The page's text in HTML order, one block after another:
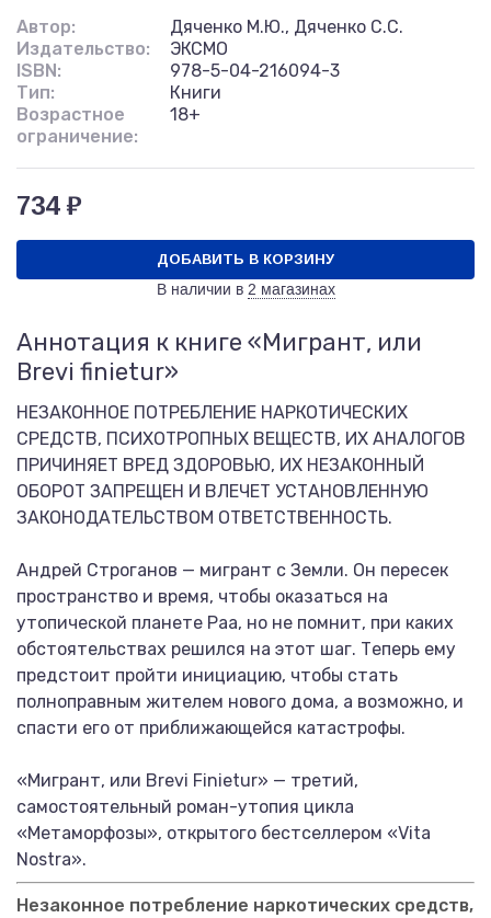
Автор:
Дяченко М.Ю., Дяченко С.С.
Издательство:
ЭКСМО
ISBN:
978-5-04-216094-3
Тип:
Книги
Возрастное
ограничение:
18+
734 ₽
ДОБАВИТЬ В КОРЗИНУ
В наличии в 2 магазинах
Аннотация к книге «Мигрант, или
Brevi finietur»
НЕЗАКОННОЕ ПОТРЕБЛЕНИЕ НАРКОТИЧЕСКИХ
СРЕДСТВ, ПСИХОТРОПНЫХ ВЕЩЕСТВ, ИХ АНАЛОГОВ
ПРИЧИНЯЕТ ВРЕД ЗДОРОВЬЮ, ИХ НЕЗАКОННЫЙ
ОБОРОТ ЗАПРЕЩЕН И ВЛЕЧЕТ УСТАНОВЛЕННУЮ
ЗАКОНОДАТЕЛЬСТВОМ ОТВЕТСТВЕННОСТЬ.
Андрей Строганов — мигрант с Земли. Он пересек
пространство и время, чтобы оказаться на
утопической планете Раа, но не помнит, при каких
обстоятельствах решился на этот шаг. Теперь ему
предстоит пройти инициацию, чтобы стать
полноправным жителем нового дома, а возможно, и
спасти его от приближающейся катастрофы.
«Мигрант, или Brevi Finietur» — третий,
самостоятельный роман-утопия цикла
«Метаморфозы», открытого бестселлером «Vita
Nostra».
Незаконное потребление наркотических средств,